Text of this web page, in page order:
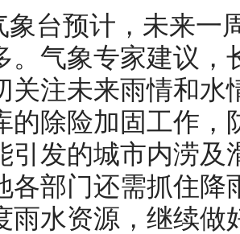
象台预计，未来一
。气象专家建议
关注未来雨情和水
的除险加固工作，
引发的城市内涝及
各部门还需抓住降
雨水资源，继续做